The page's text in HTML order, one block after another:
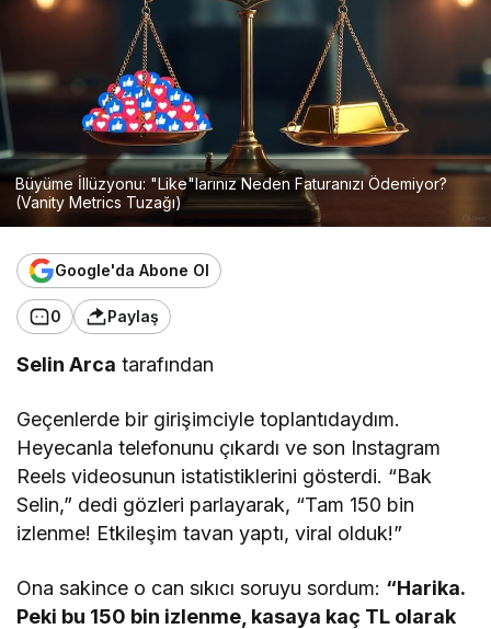
Büyüme İllüzyonu: "Like"larınız Neden Faturanızı Ödemiyor?
(Vanity Metrics Tuzağı)
Google'da Abone Ol
0 Paylaş
Selin Arca tarafından
Geçenlerde bir girişimciyle toplantıdaydım.
Heyecanla telefonunu çıkardı ve son Instagram
Reels videosunun istatistiklerini gösterdi. “Bak
Selin,” dedi gözleri parlayarak, “Tam 150 bin
izlenme! Etkileşim tavan yaptı, viral olduk!”
Ona sakince o can sıkıcı soruyu sordum: “Harika.
Peki bu 150 bin izlenme, kasaya kaç TL olarak